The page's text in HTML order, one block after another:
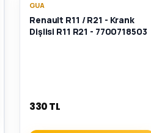
GUA
Renault R11 / R21 - Krank
Dişlisi R11 R21 - 7700718503
330 TL